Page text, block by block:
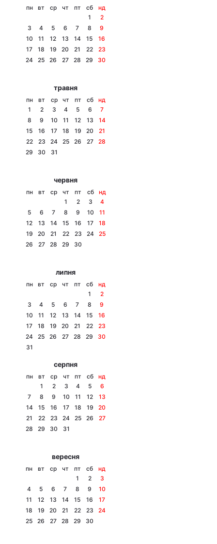
Головна
Економіка
Спорт
Техно і зв'язок
Цікавинки
Екологія
Інтерв'ю
Архів
Контакти
Тема оформлення
пн вт ср чт пт сб
нд
1
2
3
4 5 6 7 8
9
10
11 12 13 14 15
16
17
18 19 20 21 22
23
24
25 26 27 28 29 30
травня
пн вт ср чт пт сб
нд
1
2 3 4 5 6
7
8
9 10 11 12 13
14
15
16 17 18 19 20
21
22
23 24 25 26 27
28
29
30 31
червня
пн вт ср чт пт сб
нд
1
2 3
4
5
6 7 8 9 10
11
12
13 14 15 16 17
18
19
20 21 22 23 24
25
26
27 28 29 30
липня
пн вт ср чт пт сб
нд
1
2
3
4 5 6 7 8
9
10
11 12 13 14 15
16
17
18 19 20 21 22
23
24
25 26 27 28 29
30
31
серпня
пн вт ср чт пт сб
нд
1
2 3 4 5
6
7
8 9 10 11 12
13
14
15 16 17 18 19
20
21
22 23 24 25 26
27
28
29 30 31
вересня
пн вт ср чт пт сб
нд
1
2
3
4
5 6 7 8 9
10
11
12 13 14 15 16
17
18
19 20 21 22 23
24
25
26 27 28 29 30